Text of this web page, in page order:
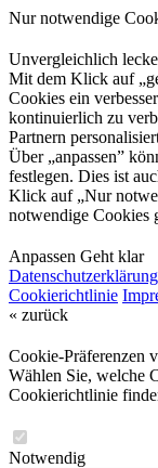
Nur notwendige
Unvergleichlich
Mit dem Klick auf
Cookies ein
kontinuierlich zu
Partnern
Über „anpassen”
festlegen. Dies ist
Klick auf „Nur
notwendige Cookies
Anpassen Geht klar
Datenschutzerklärung
Cookierichtlinie
« zurück
Cookie-Präferenzen
Wählen Sie, welche
Cookierichtlinie
Notwendig